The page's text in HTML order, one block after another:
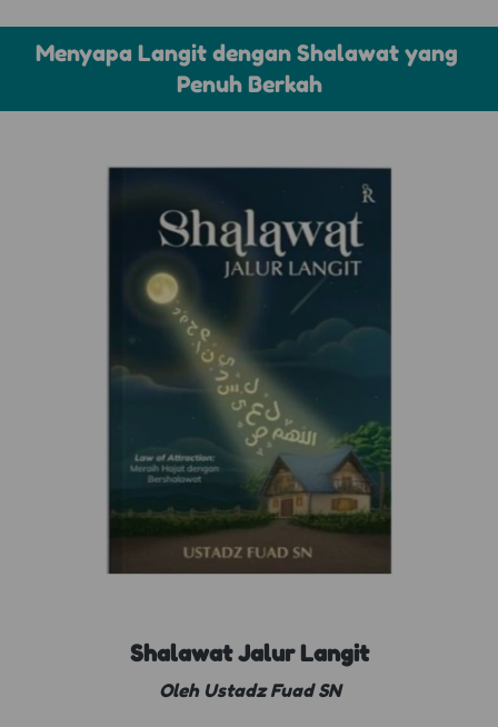
Menyapa Langit dengan Shalawat yang
Penuh Berkah
Shalawat Jalur Langit
Oleh Ustadz Fuad SN